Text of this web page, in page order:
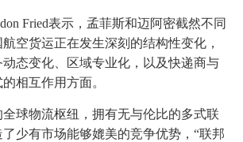
Fried表示，孟菲斯和迈阿密截然不同
空货运正在发生深刻的结构性变化，
态变化、区域专业化，以及快递商与
相互作用方面。
球物流枢纽，拥有无与伦比的多式联
少有市场能够媲美的竞争优势，“联邦